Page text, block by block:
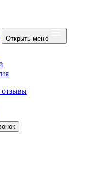
Открыть меню